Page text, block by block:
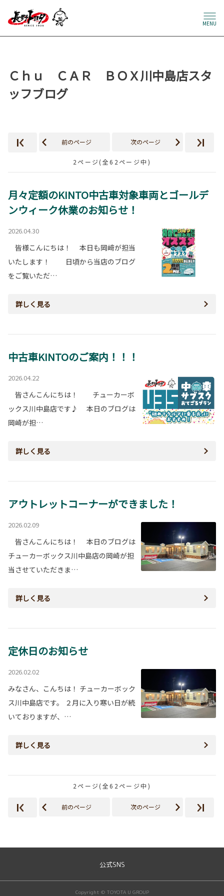
MENU
Ｃｈｕ ＣＡＲ ＢＯＸ川中島店スタ
ッフブログ
前のページ 次のページ
2ページ(全62ページ中)
月々定額のKINTO中古車対象車両とゴールデ
ンウィーク休業のお知らせ！
2026.04.30
皆様こんにちは！ 本日も岡﨑が担当
いたします！ 日頃から当店のブログ
をご覧いただ…
詳しく見る
中古車KINTOのご案内！！！
2026.04.22
皆さんこんにちは！ チューカーボ
ックス川中島店です♪ 本日のブログは
岡崎が担…
詳しく見る
アウトレットコーナーができました！
2026.02.09
皆さんこんにちは！ 本日のブログは
チューカーボックス川中島店の岡崎が担
当させていただきま…
詳しく見る
定休日のお知らせ
2026.02.02
みなさん、こんちは！ チューカーボック
ス川中島店です。 ２月に入り寒い日が続
いておりますが、…
詳しく見る
2ページ(全62ページ中)
前のページ 次のページ
公式SNS
Copyright © TOYOTA U GROUP